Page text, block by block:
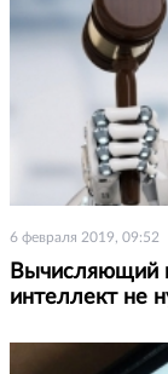
6 февраля 2019, 09:52
Вычисляющий
интеллект не